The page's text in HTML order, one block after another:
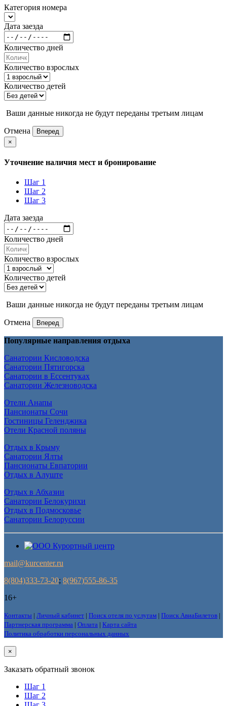
Категория номера
Дата заезда
Количество дней
Количество взрослых
Количество детей
Ваши данные никогда не будут переданы третьим лицам
Отмена
Вперед
×
Уточнение наличия мест и бронирование
Шаг 1
Шаг 2
Шаг 3
Дата заезда
Количество дней
Количество взрослых
Количество детей
Ваши данные никогда не будут переданы третьим лицам
Отмена Вперед
Популярные направления отдыха
Санатории Кисловодска
Санатории Пятигорска
Санатории в Ессентуках
Санатории Железноводска
Отели Анапы
Пансионаты Сочи
Гостиницы Геленджика
Отели Красной поляны
Отдых в Крыму
Санатории Ялты
Пансионаты Евпатории
Отдых в Алуште
Отдых в Абхазии
Санатории Белокурихи
Отдых в Подмосковье
Санатории Белоруссии
mail@kurcenter.ru
8(804)333-73-20; 8(967)555-86-35
16+
Контакты | Личный кабинет | Поиск отеля по услугам | Поиск АвиаБилетов |
Партнерская программа | Оплата | Карта сайта
Политика обработки персональных данных
×
Заказать обратный звонок
Шаг 1
Шаг 2